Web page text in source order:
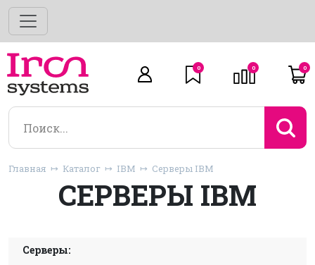
0 0 0
Главная Каталог IBM Серверы IBM
СЕРВЕРЫ IBM
Серверы: